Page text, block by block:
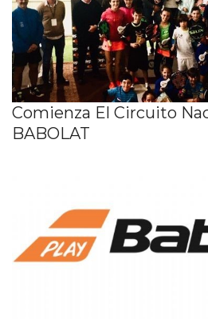
Comienza El Circuito
BABOLAT